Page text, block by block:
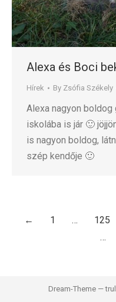
Alexa és Boci
Hírek By Zsófia Székely
Alexa nagyon
iskolába is jár 🙂
is nagyon boldog,
szép kendője 🙂
← 1 … 125
…
Dream-Theme —